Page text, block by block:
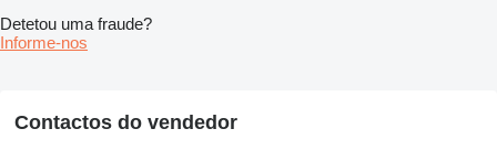
Detetou uma fraude?
Informe-nos
Contactos do vendedor